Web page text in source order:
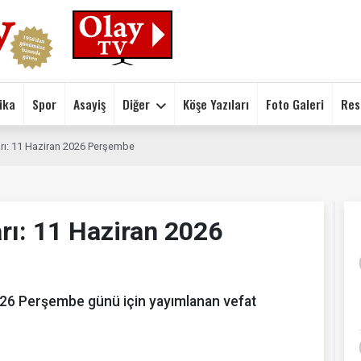
Spor Asayiş Diğer Köşe Yazıları Foto Galeri
11 Haziran 2026 Perşembe
11 Haziran 2026
Perşembe günü için yayımlanan vefat